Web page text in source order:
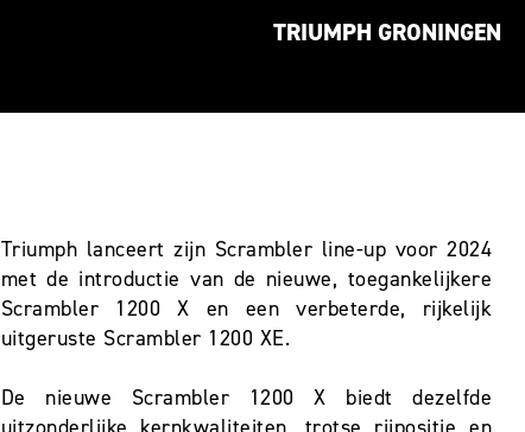
TRIUMPH GRONINGEN
Triumph lanceert zijn Scrambler line-up voor 2024
met de introductie van de nieuwe, toegankelijkere
Scrambler 1200 X en een verbeterde, rijkelijk
uitgeruste Scrambler 1200 XE.
De nieuwe Scrambler 1200 X biedt dezelfde